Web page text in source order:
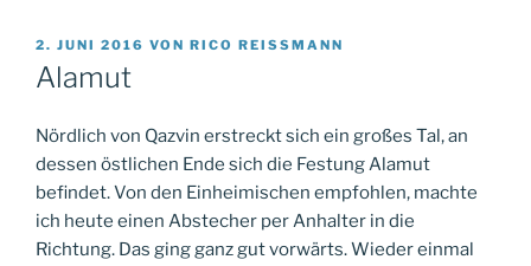
VERÖFFENTLICHT
AM
2. JUNI 2016 VON RICO REISSMANN
Alamut
Nördlich von Qazvin erstreckt sich ein großes Tal, an
dessen östlichen Ende sich die Festung Alamut
befindet. Von den Einheimischen empfohlen, machte
ich heute einen Abstecher per Anhalter in die
Richtung. Das ging ganz gut vorwärts. Wieder einmal